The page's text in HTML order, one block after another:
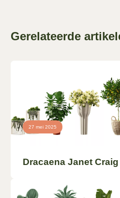
Gerelateerde
27 mei 2025
Dracaena Janet